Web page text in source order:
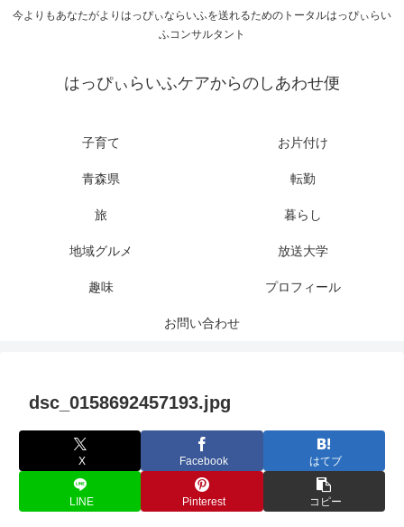
今よりもあなたがよりはっぴぃならいふを送れるためのトータルはっぴぃらい
ふコンサルタント
はっぴぃらいふケアからのしあわせ便
子育て お片付け
青森県 転勤
旅 暮らし
地域グルメ 放送大学
趣味 プロフィール
お問い合わせ
dsc_0158692457193.jpg
X Facebook はてブ
LINE Pinterest コピー